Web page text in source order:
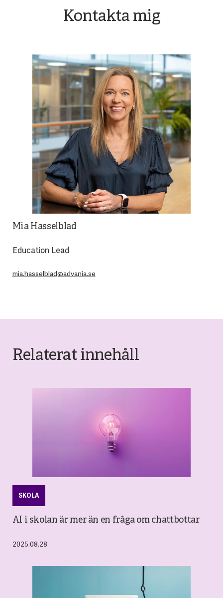
Kontakta mig
Mia Hasselblad
Education Lead
mia.hasselblad@advania.se
Relaterat innehåll
SKOLA
AI i skolan är mer än en fråga om chattbottar
2025.08.28